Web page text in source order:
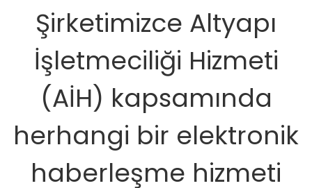
Şirketimizce Altyapı
İşletmeciliği Hizmeti
(AİH) kapsamında
herhangi bir elektronik
haberleşme hizmeti